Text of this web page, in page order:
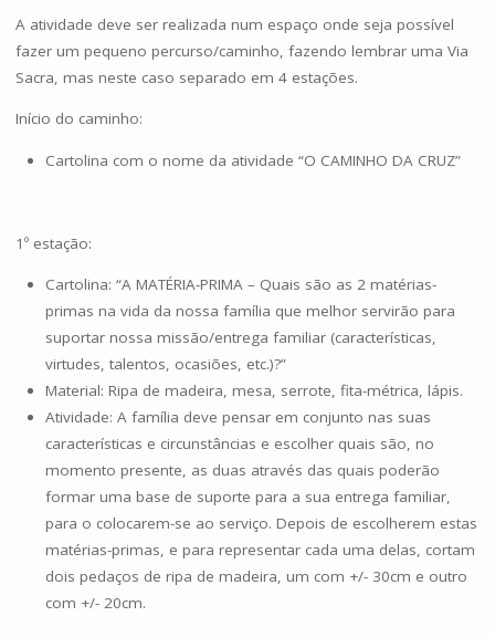
A atividade deve ser realizada num espaço onde seja possível
fazer um pequeno percurso/caminho, fazendo lembrar uma Via
Sacra, mas neste caso separado em 4 estações.
Início do caminho:
Cartolina com o nome da atividade “O CAMINHO DA CRUZ”
1º estação:
Cartolina: “A MATÉRIA-PRIMA – Quais são as 2 matérias-
primas na vida da nossa família que melhor servirão para
suportar nossa missão/entrega familiar (características,
virtudes, talentos, ocasiões, etc.)?”
Material: Ripa de madeira, mesa, serrote, fita-métrica, lápis.
Atividade: A família deve pensar em conjunto nas suas
características e circunstâncias e escolher quais são, no
momento presente, as duas através das quais poderão
formar uma base de suporte para a sua entrega familiar,
para o colocarem-se ao serviço. Depois de escolherem estas
matérias-primas, e para representar cada uma delas, cortam
dois pedaços de ripa de madeira, um com +/- 30cm e outro
com +/- 20cm.